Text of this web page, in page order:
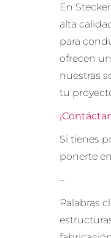
En
alta
para
ofrecen
nuestras
tu
Si tienes
ponerte
–
Palabras